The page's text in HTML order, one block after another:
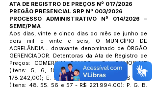
ATA DE REGISTRO DE PREÇOS Nº 017/2026
PREGÃO PRESENCIAL SRP Nº 003/2026
PROCESSO ADMINISTRATIVO Nº 014/2026 –
SEME/PMA
Aos dias, vinte e cinco dias do mês de junho de
dois mil e vinte e seis, O MUNICÍPIO DE
ACRELÂNDIA... doravante denominado de ÓRGÃO
GERENCIADOR. Detentoras da Ata de Registro de
Preços: COMERCIAL RAMOS – D.L. RAMOS-ME
(Itens: 5, 6, 19, 20, 23, 50, 52 e 53 - R$
178.242,00); E. R. COMERCIO E SERVIÇOS LTDA
(Itens: 48, 55, 56 e 57 - R$ 221.994,00); P. G. B.